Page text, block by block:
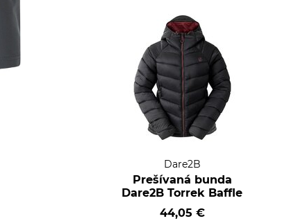
Dare2B
Prešívaná bunda
Dare2B Torrek Baffle
44,05 €